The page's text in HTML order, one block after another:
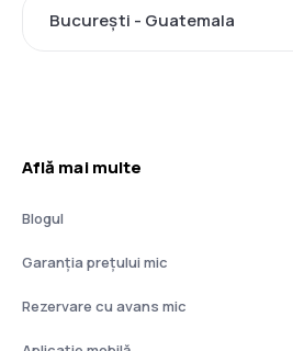
București - Guatemala
Află mai multe
Blogul
Garanția prețului mic
Rezervare cu avans mic